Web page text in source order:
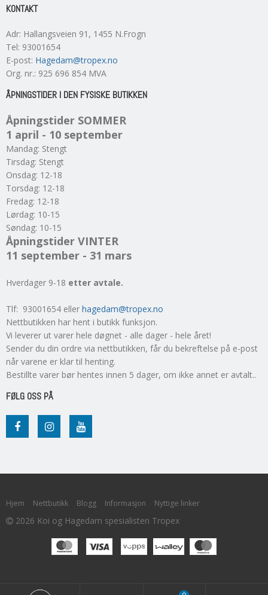
KONTAKT
Adr: Hallangsveien 91 , 1455 N.Frogn
Tel: 93001654
E-post: Hagedam@tropex.no
Org. nr.: 925 696 854 MVA
ÅPNINGSTIDER I DEN FYSISKE BUTIKKEN
Åpningstider SOMMER
1 april - 10 september
Mandag: Stengt
Tirsdag: Stengt
Onsdag: 12-18
Torsdag: 12-18
Fredag: 12-18
Lørdag: 10-15
Søndag: 10-15
Åpningstider VINTER
11 september - 31 mars
Hverdager 9-18 etter avtale.
Tlf: 93001654 eller hagedam@tropex.no
Nettbutikken har hent i butikk funksjon.
Vi leverer ut varer hele døgnet - alle dager - hele året!
Sender du din ordre via nettbutikken, får du bekreftelse på e-post
når varene er klar til henting.
Bestillte varer bør hentes innen 5 dager, om ikke annet er avtalt..
FØLG OSS PÅ
Hjem Nettbutikk Blogg Informasjon Nyttige linker
2026 Koi og Hagedam spesialisten Tropex